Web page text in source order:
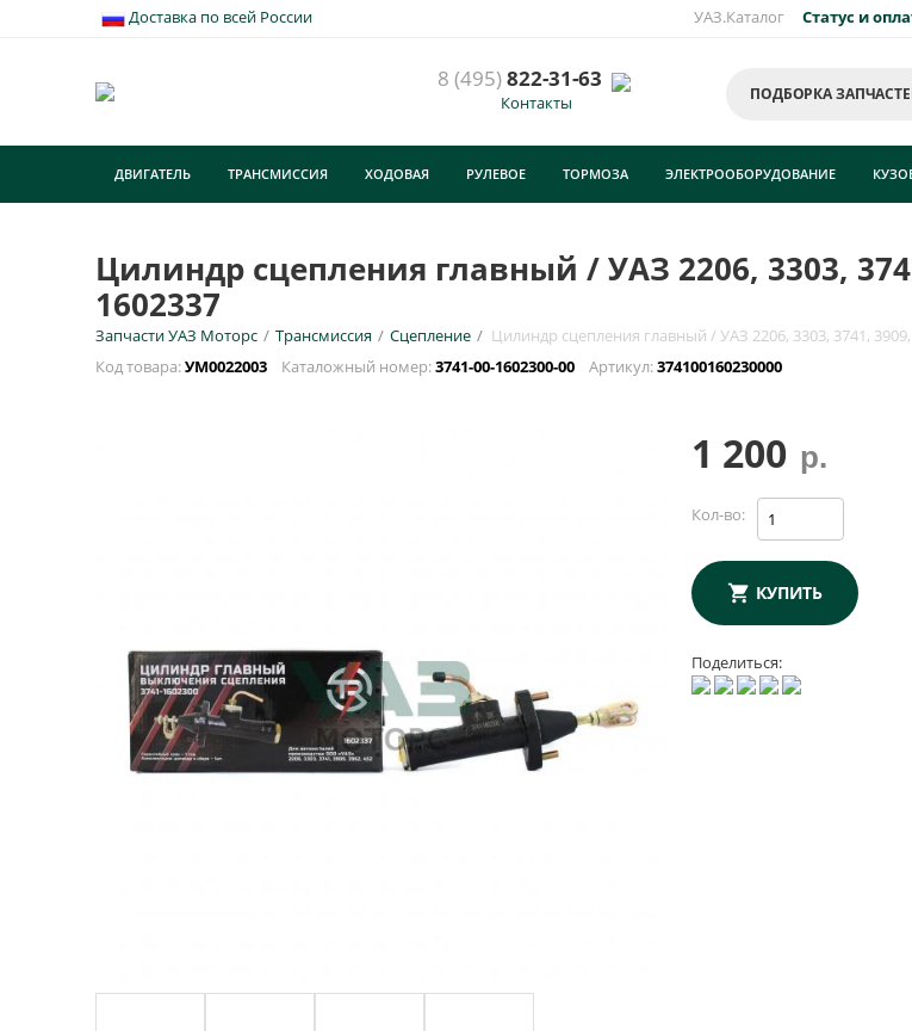
Доставка по всей России УАЗ.Каталог Статус и
8 (495)822-31-63
Контакты ПОДБОРКА
ДВИГАТЕЛЬ ТРАНСМИССИЯ ХОДОВАЯ РУЛЕВОЕ ТОРМОЗА ЭЛЕКТРООБОРУДОВАНИЕ
Цилиндр сцепления главный / УАЗ 2206, 3303,
1602337
Запчасти УАЗ Моторс / Трансмиссия / Сцепление / Цилиндр сцепления главный / УАЗ 2206, 3303, 3741, 3909,
Код товара:УМ0022003 Каталожный номер:3741-00-1602300-00 Артикул:374100160230000
1 200 р.
Кол-во:
КУПИТЬ
Поделиться: